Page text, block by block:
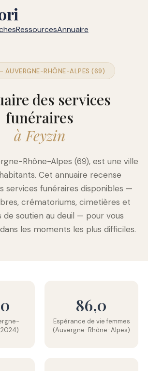
RessourcesAnnuaire
AUVERGNE-RHÔNE-ALPES (69)
des services
funéraires
à Feyzin
Rhône-Alpes (69), est une ville
Cet annuaire recense
services funéraires disponibles —
crématoriums, cimetières et
de soutien au deuil — pour vous
les moments les plus difficiles.
86,0
Espérance de vie femmes
(Auvergne-Rhône-Alpes)